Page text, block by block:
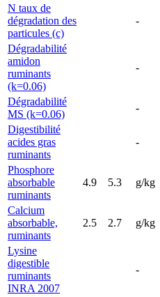
N taux de
dégradation des
particules (c)
-
Dégradabilité
amidon
ruminants
(k=0.06)
-
Dégradabilité
MS (k=0.06)
-
Digestibilité
acides gras
ruminants
-
Phosphore
absorbable
ruminants
4.9 5.3 g/kg
Calcium
absorbable,
ruminants
2.5 2.7 g/kg
Lysine
digestible
ruminants
INRA 2007
-